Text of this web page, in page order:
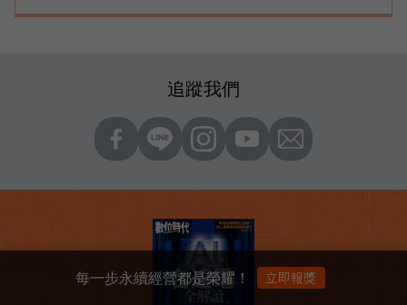
追蹤我們
每一步永續經營都是榮耀！ 立即報獎